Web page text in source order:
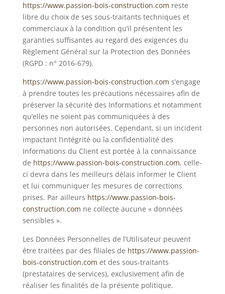
https://www.passion-bois-construction.com reste
libre du choix de ses sous-traitants techniques et
commerciaux à la condition qu’il présentent les
garanties suffisantes au regard des exigences du
Règlement Général sur la Protection des Données
(RGPD : n° 2016-679).
https://www.passion-bois-construction.com s’engage
à prendre toutes les précautions nécessaires afin de
préserver la sécurité des Informations et notamment
qu’elles ne soient pas communiquées à des
personnes non autorisées. Cependant, si un incident
impactant l’intégrité ou la confidentialité des
Informations du Client est portée à la connaissance
de https://www.passion-bois-construction.com, celle-
ci devra dans les meilleurs délais informer le Client
et lui communiquer les mesures de corrections
prises. Par ailleurs https://www.passion-bois-
construction.com ne collecte aucune « données
sensibles ».
Les Données Personnelles de l’Utilisateur peuvent
être traitées par des filiales de https://www.passion-
bois-construction.com et des sous-traitants
(prestataires de services), exclusivement afin de
réaliser les finalités de la présente politique.